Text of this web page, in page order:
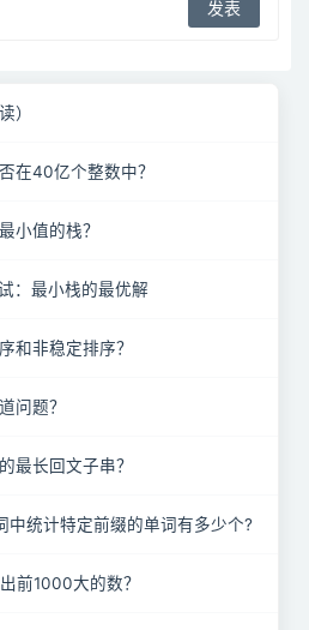
）
在40亿个整数中？
小值的栈？
：最小栈的最优解
和非稳定排序？
问题？
最长回文子串？
中统计特定前缀的单词有多少个?
前1000大的数？